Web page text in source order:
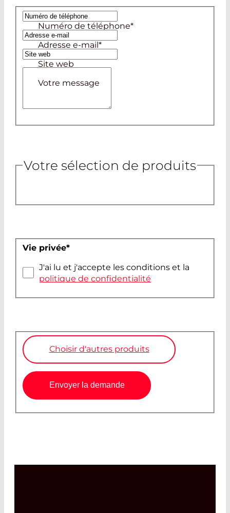
Numéro de téléphone*
Adresse e-mail*
Site web
Votre message
Votre sélection de produits
Vie privée*
J'ai lu et j'accepte les conditions et la
politique de confidentialité
Choisir d'autres produits
Envoyer la demande